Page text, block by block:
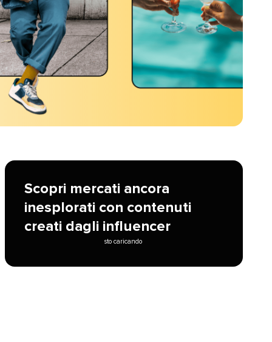
Scopri mercati ancora
inesplorati con contenuti
creati dagli influencer​​
sto caricando​​